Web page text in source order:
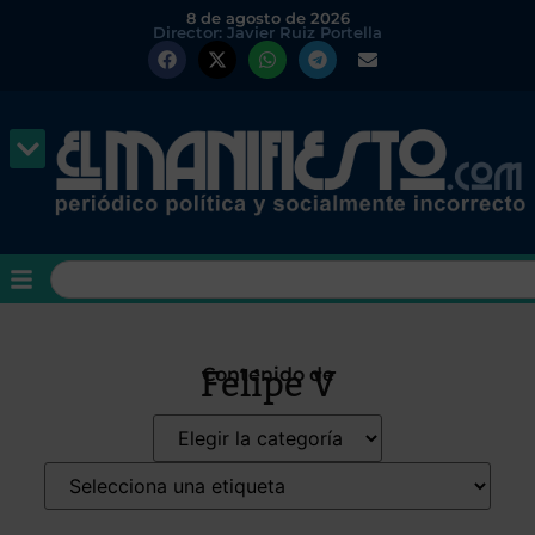
8 de agosto de 2026
Director: Javier Ruiz Portella
Contenido de
Felipe V